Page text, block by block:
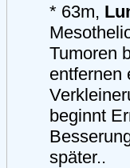
* 63m,
Tumoren
entfernen
beginnt
später..